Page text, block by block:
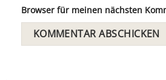
Browser für meinen nächsten